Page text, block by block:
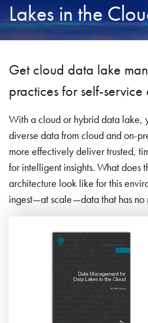
Lakes in the
Get cloud data lake
practices for self-service
With a cloud or hybrid data lake,
diverse data from cloud and on-
more effectively deliver trusted,
for intelligent insights. What does
architecture look like for this
ingest—at scale—data that has no